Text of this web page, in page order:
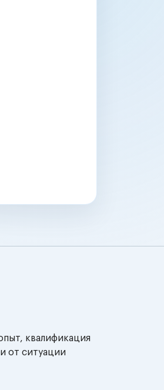
квалификация
от ситуации